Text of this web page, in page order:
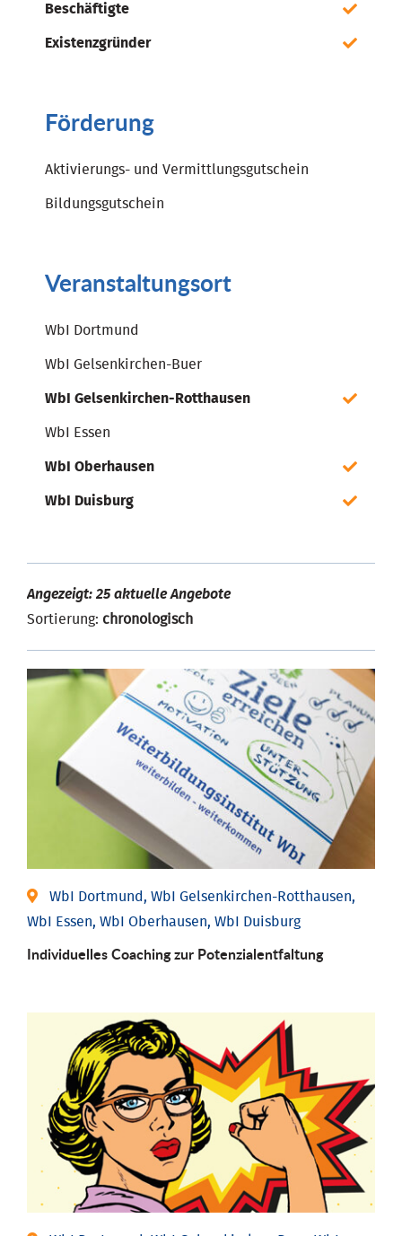
Beschäftigte
Existenzgründer
Förderung
Aktivierungs- und Vermittlungsgutschein
Bildungsgutschein
Veranstaltungsort
WbI Dortmund
WbI Gelsenkirchen-Buer
WbI Gelsenkirchen-Rotthausen
WbI Essen
WbI Oberhausen
WbI Duisburg
Angezeigt: 25 aktuelle Angebote
Sortierung: chronologisch
WbI Dortmund, WbI Gelsenkirchen-Rotthausen,
WbI Essen, WbI Oberhausen, WbI Duisburg
Individuelles Coaching zur Potenzialentfaltung